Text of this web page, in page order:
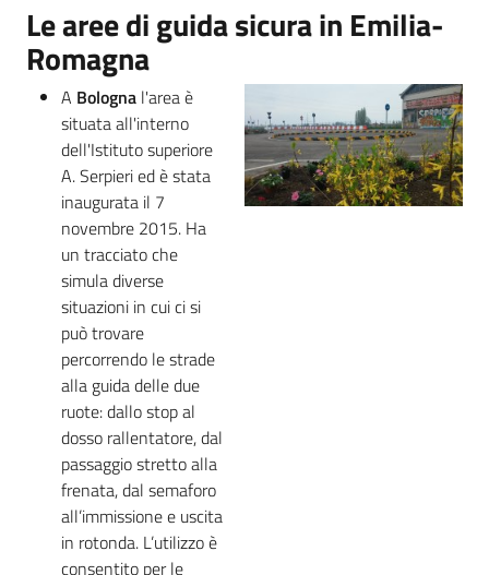
Mobilità
Argomenti
Novità
Servizi
Leggi Atti Bandi
Piani Programmi
Progetti
Le aree di guida sicura in Emilia-
Romagna
A Bologna l'area è
situata all'interno
dell'Istituto superiore
A. Serpieri ed è stata
inaugurata il 7
novembre 2015. Ha
un tracciato che
simula diverse
situazioni in cui ci si
può trovare
percorrendo le strade
alla guida delle due
ruote: dallo stop al
dosso rallentatore, dal
passaggio stretto alla
frenata, dal semaforo
all’immissione e uscita
in rotonda. L’utilizzo è
consentito per le